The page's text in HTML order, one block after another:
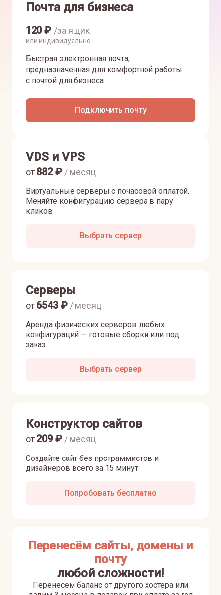
Почта для бизнеса
120₽ /за ящик
или индивидуально
Быстрая электронная почта,
предназначенная для комфортной работы
с почтой для бизнеса
Подключить почту
VDS и VPS
Виртуальные серверы с почасовой оплатой.
Меняйте конфигурацию сервера в пару
кликов
от 882₽ / месяц
Выбрать сервер
Серверы
Аренда физических серверов любых
конфигураций — готовые сборки или под
заказ
от 6543 ₽ / месяц
Выбрать сервер
Конструктор сайтов
Создайте сайт без программистов и
дизайнеров всего за 15 минут
от 209₽ / месяц
Попробовать бесплатно
Перенесём сайты, домены и
почту
любой сложности!
Перенесем баланс от другого хостера или